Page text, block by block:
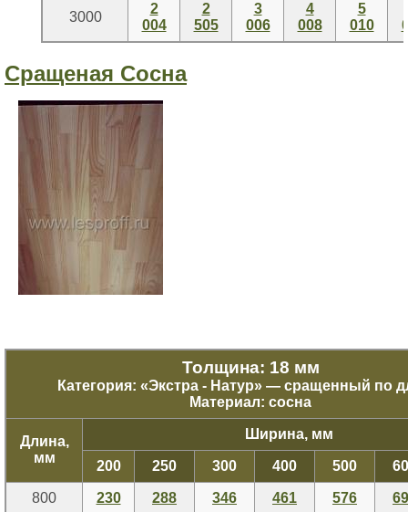
3000
2
004
2
505
3
006
4
008
5
010
Сращеная Сосна
Толщина: 18 мм
Категория: «Экстра - Натур» — сращенный по
Материал: сосна
Длина,
мм
Ширина, мм
200 250 300 400 500
800 230 288 346 461 576